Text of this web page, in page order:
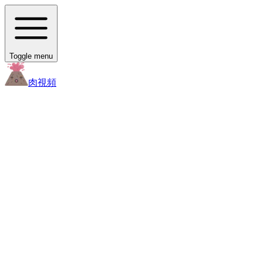
Toggle menu
肉視頻